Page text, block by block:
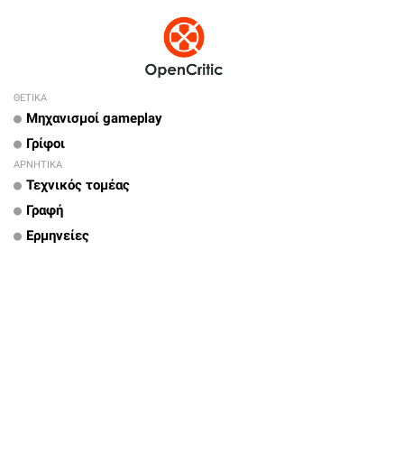
ΘΕΤΙΚΑ
Μηχανισμοί gameplay
Γρίφοι
ΑΡΝΗΤΙΚΑ
Τεχνικός τομέας
Γραφή
Ερμηνείες